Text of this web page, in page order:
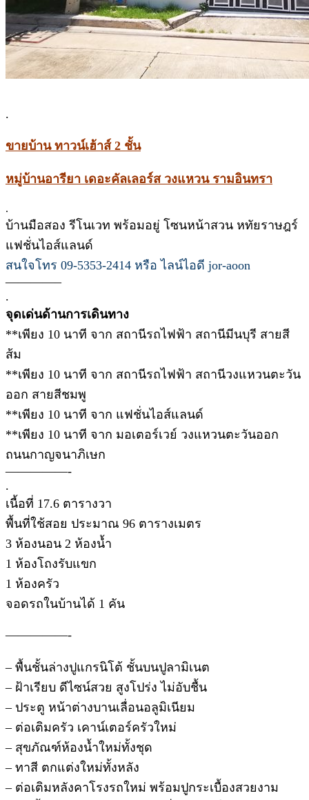
.
ขายบ้าน ทาวน์เฮ้าส์ 2 ชั้น
หมู่บ้านอารียา เดอะคัลเลอร์ส วงแหวน รามอินทรา
.
บ้านมือสอง รีโนเวท พร้อมอยู่ โซนหน้าสวน หทัยราษฎร์
แฟชั่นไอส์แลนด์
สนใจโทร 09-5353-2414 หรือ ไลน์ไอดี jor-aoon
————–
.
จุดเด่นด้านการเดินทาง
**เพียง 10 นาที จาก สถานีรถไฟฟ้า สถานีมีนบุรี สายสี
ส้ม
**เพียง 10 นาที จาก สถานีรถไฟฟ้า สถานีวงแหวนตะวัน
ออก สายสีชมพู
**เพียง 10 นาที จาก แฟชั่นไอส์แลนด์
**เพียง 10 นาที จาก มอเตอร์เวย์ วงแหวนตะวันออก
ถนนกาญจนาภิเษก
—————-
.
เนื้อที่ 17.6 ตารางวา
พื้นที่ใช้สอย ประมาณ 96 ตารางเมตร
3 ห้องนอน 2 ห้องน้ำ
1 ห้องโถงรับแขก
1 ห้องครัว
จอดรถในบ้านได้ 1 คัน
—————-
– พื้นชั้นล่างปูแกรนิโต้ ชั้นบนปูลามิเนต
– ฝ้าเรียบ ดีไซน์สวย สูงโปร่ง ไม่อับชื้น
– ประตู หน้าต่างบานเลื่อนอลูมิเนียม
– ต่อเติมครัว เคาน์เตอร์ครัวใหม่
– สุขภัณฑ์ห้องน้ำใหม่ทั้งชุด
– ทาสี ตกแต่งใหม่ทั้งหลัง
– ต่อเติมหลังคาโรงรถใหม่ พร้อมปูกระเบื้องสวยงาม